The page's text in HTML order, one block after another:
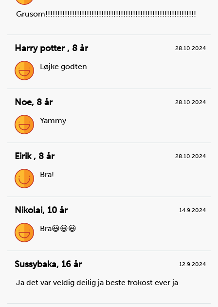
Grusom!!!!!!!!!!!!!!!!!!!!!!!!!!!!!!!!!!!!!!!!!!!!!!!!!!!!!!!!!!!!!!
Harry potter , 8 år 28.10.2024
Løjke godten
Noe, 8 år 28.10.2024
Yammy
Eirik , 8 år 28.10.2024
Bra!
Nikolai, 10 år 14.9.2024
Bra😃😃😃
Sussybaka, 16 år 12.9.2024
Ja det var veldig deilig ja beste frokost ever ja